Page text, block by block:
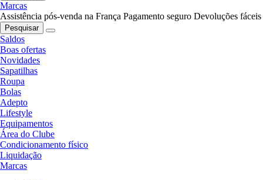
Marcas
Assistência pós-venda na França Pagamento seguro Devoluções fáceis
Pesquisar
Saldos
Boas ofertas
Novidades
Sapatilhas
Roupa
Bolas
Adepto
Lifestyle
Equipamentos
Área do Clube
Condicionamento físico
Liquidação
Marcas